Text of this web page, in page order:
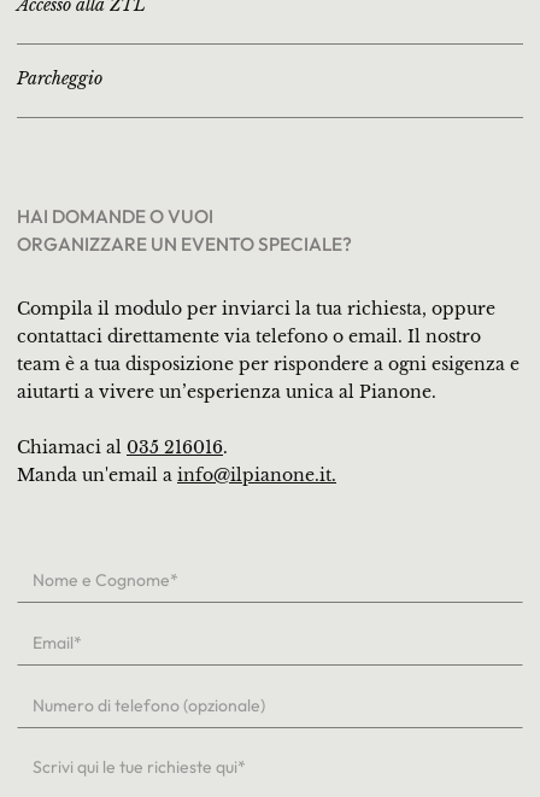
Accesso alla ZTL
Parcheggio
HAI DOMANDE O VUOI
ORGANIZZARE UN EVENTO SPECIALE?
Compila il modulo per inviarci la tua richiesta, oppure
contattaci direttamente via telefono o email. Il nostro
team è a tua disposizione per rispondere a ogni esigenza e
aiutarti a vivere un’esperienza unica al Pianone.
Chiamaci al 035 216016.
Manda un'email a info@ilpianone.it.